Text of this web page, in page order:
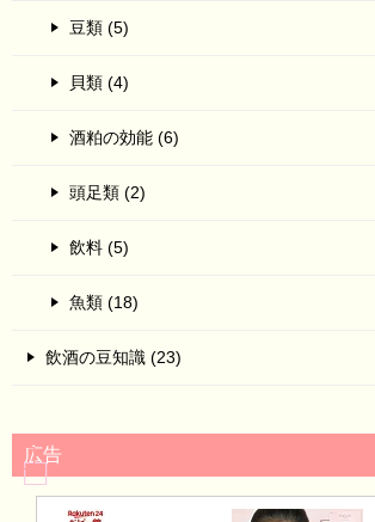
豆類 (5)
貝類 (4)
酒粕の効能 (6)
頭足類 (2)
飲料 (5)
魚類 (18)
飲酒の豆知識 (23)
広告